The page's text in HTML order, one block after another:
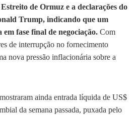
de Ormuz e a declarações do
Trump, indicando que um
fase final de negociação. Com
de interrupção no fornecimento
nova pressão inflacionária sobre a
ainda entrada líquida de US$
da semana passada, puxada pelo